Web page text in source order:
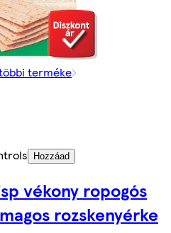
terméke
Hozzáad
vékony ropogós
rozskenyérke